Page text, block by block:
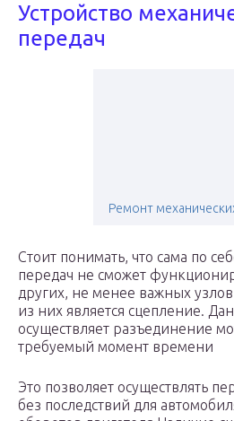
Устройство
передач
Ремонт
Стоит понимать, что сама по
передач не сможет
других, не менее важных
из них является сцепление.
осуществляет разъединение
требуемый момент времени
Это позволяет осуществлять
без последствий для